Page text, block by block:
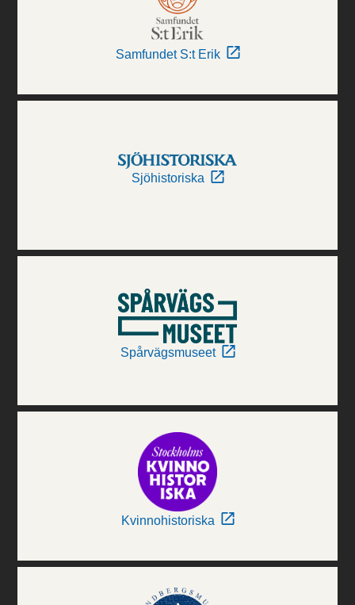
Samfundet S:t Erik
Sjöhistoriska
Spårvägsmuseet
Kvinnohistoriska